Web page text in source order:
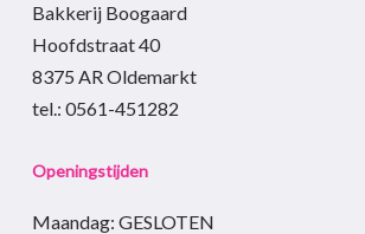
Bakkerij Boogaard
Hoofdstraat 40
8375 AR Oldemarkt
tel.: 0561-451282
Openingstijden
Maandag: GESLOTEN